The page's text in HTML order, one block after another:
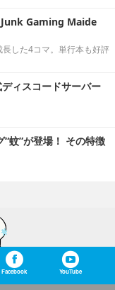
Junk Gaming Maide
した4コマ。単行本も好評
ィスコードサーバー
“蚊”が登場！ その特徴
Facebook YouTube